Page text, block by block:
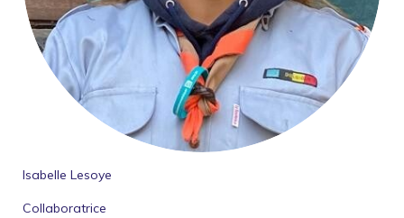
Isabelle Lesoye
Collaboratrice